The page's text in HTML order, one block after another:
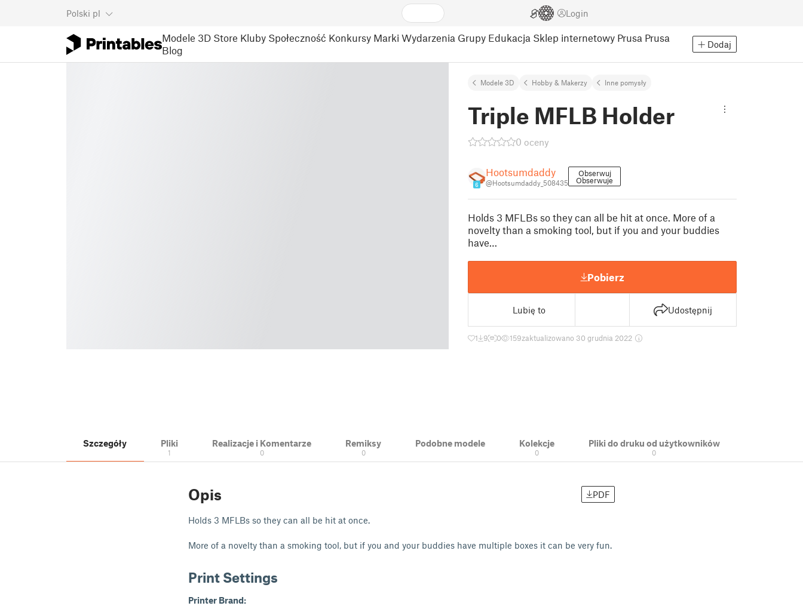
Polski pl Login
Modele 3D Store Kluby Społeczność Konkursy Marki Wydarzenia Grupy Edukacja Sklep internetowy Prusa Prusa
Blog
Dodaj
Modele 3D Hobby & Makerzy Inne pomysły
Triple MFLB Holder
0 oceny
6
Hootsumdaddy
@Hootsumdaddy_508435
Obserwuj
Obserwuje
Holds 3 MFLBs so they can all be hit at once. More of a
novelty than a smoking tool, but if you and your buddies
have…
Pobierz
Lubię to Udostępnij
1 9 0 159zaktualizowano 30 grudnia 2022
Szczegóły Pliki
1
Realizacje i Komentarze
0
Remiksy
0
Podobne modele Kolekcje
0
Pliki do druku od użytkowników
0
Opis PDF
Holds 3 MFLBs so they can all be hit at once.
More of a novelty than a smoking tool, but if you and your buddies have multiple boxes it can be very fun.
Print Settings
Printer Brand: